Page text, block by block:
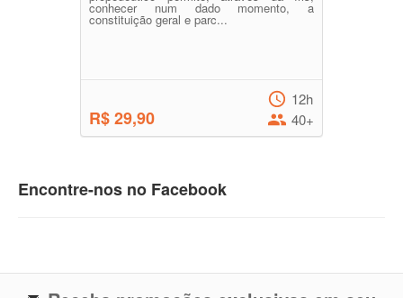
conhecer num dado momento, a
constituição geral e parc...
R$ 29,90
12h
40+
Encontre-nos no Facebook